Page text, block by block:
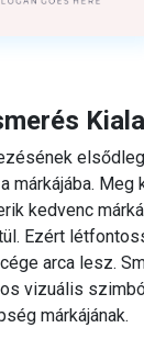
márkájába. Meg
kedvenc
Ezért
arca lesz.
vizuális
márkájának.